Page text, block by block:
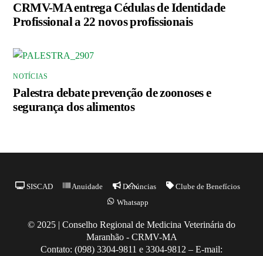
CRMV-MA entrega Cédulas de Identidade
Profissional a 22 novos profissionais
NOTÍCIAS
Palestra debate prevenção de zoonoses e
segurança dos alimentos
Back
To
SISCAD Anuidade Denúncias
Clube de Benefícios
Whatsapp
© 2025 | Conselho Regional de Medicina Veterinária do
Maranhão - CRMV-MA
Contato: (098) 3304-9811 e 3304-9812 – E-mail: